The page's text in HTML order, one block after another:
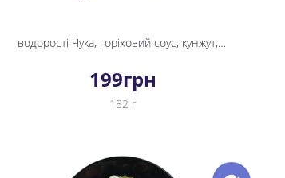
водорості Чука, горіховий соус, кунжут, лимон
199грн
182 г